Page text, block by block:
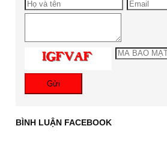
Gửi
BÌNH LUẬN FACEBOOK